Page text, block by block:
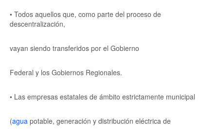
• Todos aquellos que, como parte del proceso de
descentralización,
vayan siendo transferidos por el Gobierno
Federal y los Gobiernos Regionales.
• Las empresas estatales de ámbito estrictamente municipal
(agua potable, generación y distribución eléctrica de